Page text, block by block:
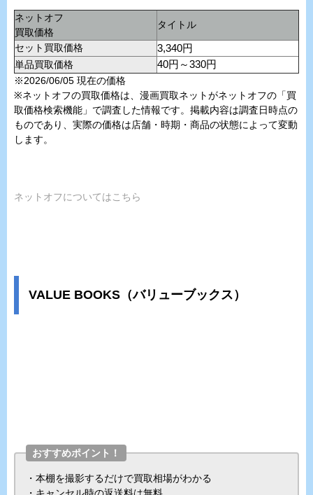
ネットオフ
買取価格
タイトル
セット買取価格
3,340円
単品買取価格
40円～330円
※2026/06/05 現在の価格
※ネットオフの買取価格は、漫画買取ネットがネットオフの「買
取価格検索機能」で調査した情報です。掲載内容は調査日時点の
ものであり、実際の価格は店舗・時期・商品の状態によって変動
します。
ネットオフについてはこちら
VALUE BOOKS（バリューブックス）
おすすめポイント！
・本棚を撮影するだけで買取相場がわかる